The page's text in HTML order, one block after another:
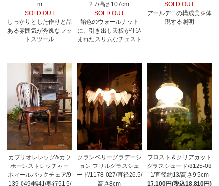
m
SOLD OUT
しっかりとした作りと品
ある雰囲気が秀逸なフッ
トスツール
2.7/高さ107cm
SOLD OUT
飴色のウォールナット
に、引き出し天板が仕込
まれたスリムなチェスト
SOLD OUT
アールデコの構成美を体
現する照明
カブリオレレッグ&カウ
ホーンストレッチャー
ホィールバックチェア/9
139-049/幅41/奥行51.5/
クランベリーグラデーシ
ョン フリルグラスシェ
ード/1178-027/直径26.5/
高さ8cm
フロスト＆クリアカット
グラスシェード/8125-08
1/直径約13/高さ9.5cm
17,100円(税込18,810円)